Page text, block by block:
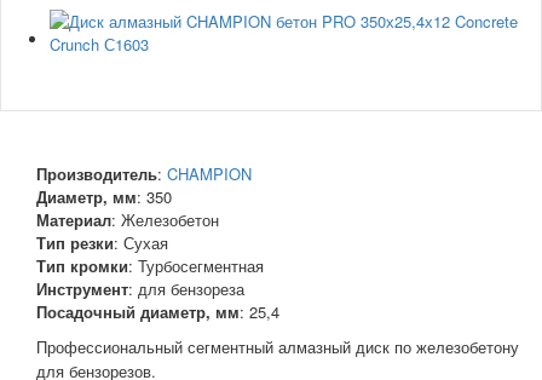
Производитель: CHAMPION
Диаметр, мм: 350
Материал: Железобетон
Тип резки: Сухая
Тип кромки: Турбосегментная
Инструмент: для бензореза
Посадочный диаметр, мм: 25,4
Профессиональный сегментный алмазный диск по железобетону
для бензорезов.